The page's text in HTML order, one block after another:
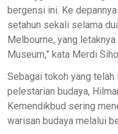
bergensi ini. Ke
setahun sekali selama
Melbourne, yang
Museum,” kata Merdi
Sebagai tokoh yang
pelestarian budaya,
Kemendikbud sering
warisan budaya melalui